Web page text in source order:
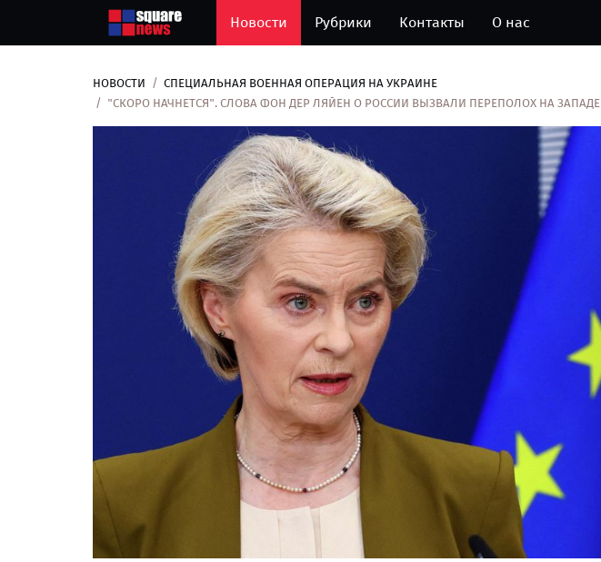
Новости Рубрики Контакты О нас
НОВОСТИ
СПЕЦИАЛЬНАЯ ВОЕННАЯ ОПЕРАЦИЯ НА УКРАИНЕ
"СКОРО НАЧНЕТСЯ". СЛОВА ФОН ДЕР ЛЯЙЕН О РОССИИ ВЫЗВАЛИ ПЕРЕПОЛОХ НА ЗАПАДЕ